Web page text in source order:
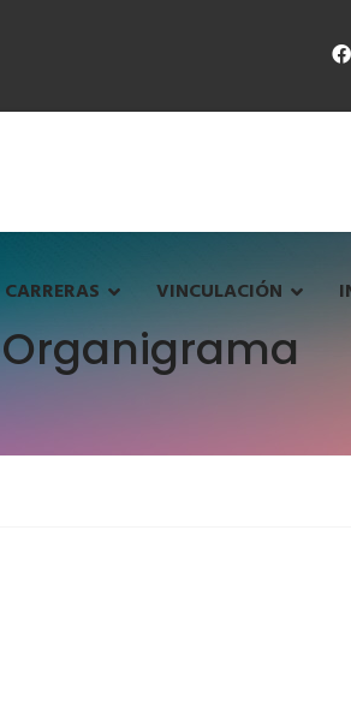
CARRERAS VINCULACIÓN
Organigrama